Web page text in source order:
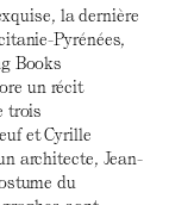
la dernière
Pyrénées,
Books
un récit
trois
et Cyrille
architecte, Jean-
du